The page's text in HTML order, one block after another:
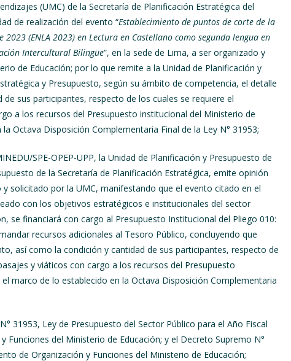
(UMC) de la Secretaría de Planificación Estratégica del
de realización del evento “Establecimiento de puntos de corte de la
(ENLA 2023) en Lectura en Castellano como segunda lengua en
Intercultural Bilingüe”, en la sede de Lima, a ser organizado y
de Educación; por lo que remite a la Unidad de Planificación y
y Presupuesto, según su ámbito de competencia, el detalle
sus participantes, respecto de los cuales se requiere el
a los recursos del Presupuesto institucional del Ministerio de
Octava Disposición Complementaria Final de la Ley N° 31953;
SPE-OPEP-UPP, la Unidad de Planificación y Presupuesto de
de la Secretaría de Planificación Estratégica, emite opinión
solicitado por la UMC, manifestando que el evento citado en el
con los objetivos estratégicos e institucionales del sector
se financiará con cargo al Presupuesto Institucional del Pliego 010:
recursos adicionales al Tesoro Público, concluyendo que
así como la condición y cantidad de sus participantes, respecto de
y viáticos con cargo a los recursos del Presupuesto
marco de lo establecido en la Octava Disposición Complementaria
31953, Ley de Presupuesto del Sector Público para el Año Fiscal
Funciones del Ministerio de Educación; y el Decreto Supremo N°
de Organización y Funciones del Ministerio de Educación;